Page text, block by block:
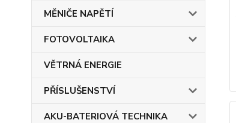
MĚNIČE NAPĚTÍ
FOTOVOLTAIKA
VĚTRNÁ ENERGIE
PŘÍSLUŠENSTVÍ
AKU-BATERIOVÁ TECHNIKA